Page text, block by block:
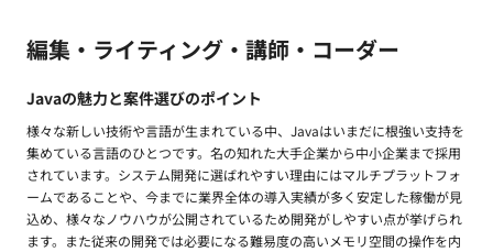
編集・ライティング・講師・コーダー
Javaの魅力と案件選びのポイント
様々な新しい技術や言語が生まれている中、Javaはいまだに根強い支持を
集めている言語のひとつです。名の知れた大手企業から中小企業まで採用
されています。システム開発に選ばれやすい理由にはマルチプラットフォ
ームであることや、今までに業界全体の導入実績が多く安定した稼働が見
込め、様々なノウハウが公開されているため開発がしやすい点が挙げられ
ます。また従来の開発では必要になる難易度の高いメモリ空間の操作を内